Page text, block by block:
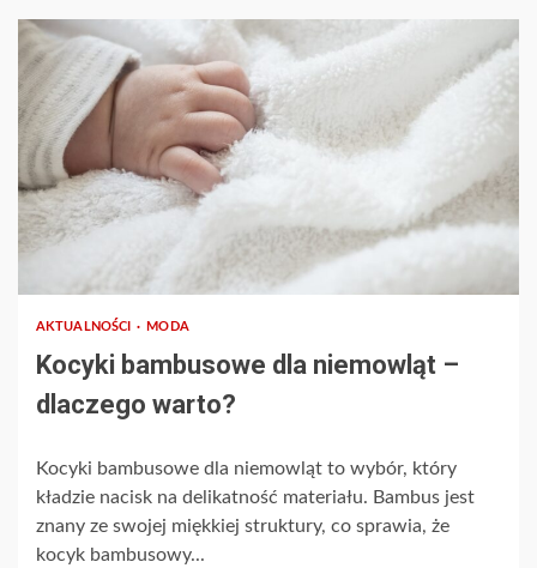
AKTUALNOŚCI MODA
Kocyki bambusowe dla niemowląt –
dlaczego warto?
Kocyki bambusowe dla niemowląt to wybór, który
kładzie nacisk na delikatność materiału. Bambus jest
znany ze swojej miękkiej struktury, co sprawia, że
kocyk bambusowy...